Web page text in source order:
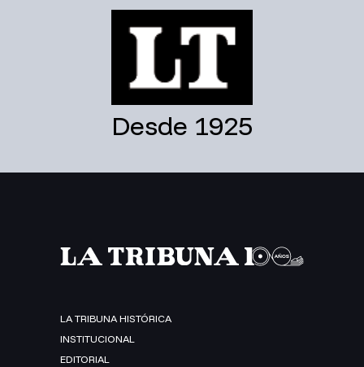
Desde 1925
LA TRIBUNA HISTÓRICA
INSTITUCIONAL
EDITORIAL